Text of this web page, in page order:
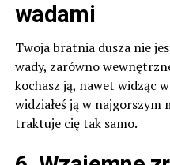
wadami
Twoja bratnia dusza nie
wady, zarówno
kochasz ją, nawet widząc
widziałeś ją w
traktuje cię tak samo.